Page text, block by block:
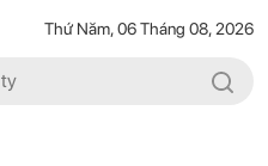
Thứ Năm, 06 Tháng 08, 2026